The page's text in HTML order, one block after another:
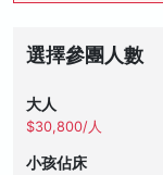
選擇參團人數
大人
$30,800/人
小孩佔床